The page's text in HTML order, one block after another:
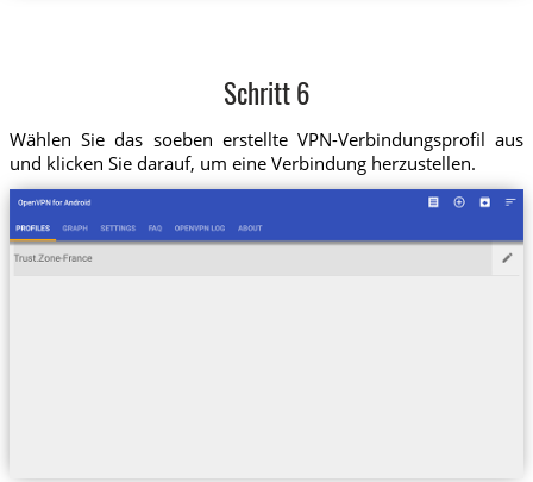
Schritt 6
Wählen Sie das soeben erstellte VPN-Verbindungsprofil aus
und klicken Sie darauf, um eine Verbindung herzustellen.